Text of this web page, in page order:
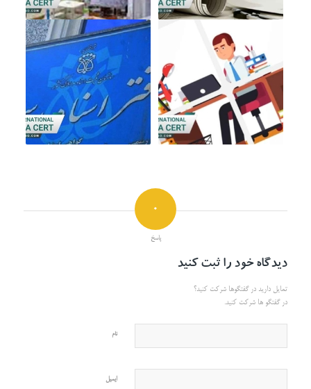
0
پاسخ
دیدگاه خود را ثبت کنید
تمایل دارید در گفتگوها شرکت کنید؟
در گفتگو ها شرکت کنید.
نام
ایمیل